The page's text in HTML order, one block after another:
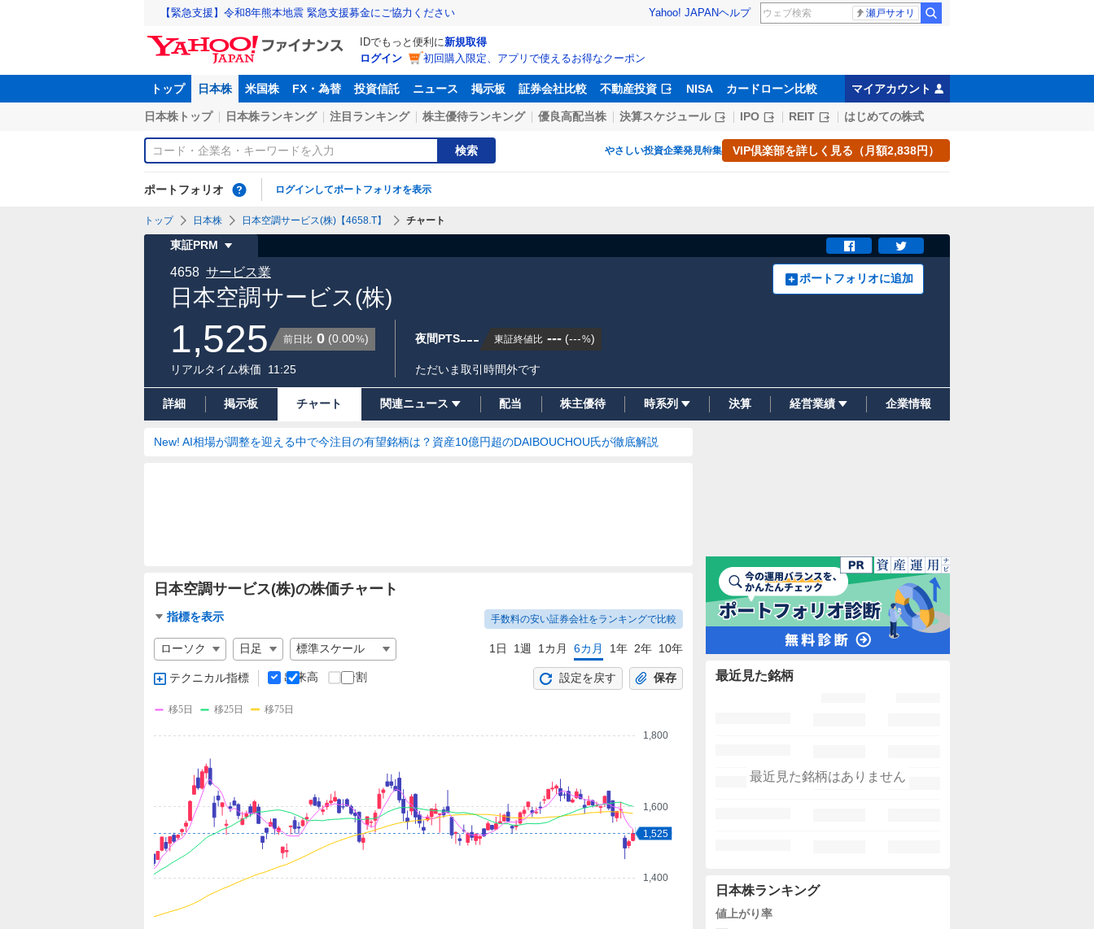
【緊急支援】令和8年熊本地震 緊急支援募金にご協力ください Yahoo! JAPANヘルプ 瀬戸サオリ
IDでもっと便利に新規取得
ログイン
初回購入限定、アプリで使えるお得なクーポン
トップ 日本株 米国株 FX・為替 投資信託 ニュース 掲示板 証券会社比較 不動産投資 NISA カードローン比較 マイアカウント
日本株トップ 日本株ランキング 注目ランキング 株主優待ランキング 優良高配当株 決算スケジュール IPO REIT はじめての株式
検索 やさしい投資企業発見特集 VIP倶楽部を詳しく見る（月額2,838円）
ポートフォリオ ログインしてポートフォリオを表示
トップ 日本株 日本空調サービス(株)【4658.T】 チャート
東証PRM
日本空調サービス(株)
4658 サービス業 ポートフォリオに追加
1,525 前日比 0 (0.00%)
リアルタイム株価 11:25
夜間PTS--- 東証終値比 --- (---%)
ただいま取引時間外です
詳細 掲示板 チャート 関連ニュース 配当 株主優待 時系列 決算 経営業績 企業情報
New! AI相場が調整を迎える中で今注目の有望銘柄は？資産10億円超のDAIBOUCHOU氏が徹底解説
日本空調サービス(株)の株価チャート
チ
ャ
ー
ト
指
標
手数料の安い証券会社をランキングで比較
指標を表示
チ
ャ
ー
の
定
1日 1週 1カ月 6カ月 1年 2年 10年
テクニカル指標 出来高 分割 設定を戻す 保存
1,400
1,600
1,800
1,525
移5日 移25日 移75日
最近見た銘柄
最近見た銘柄はありません
日本株ランキング
値上がり率